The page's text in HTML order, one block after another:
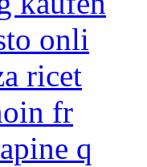
onli
ricet
fr
q